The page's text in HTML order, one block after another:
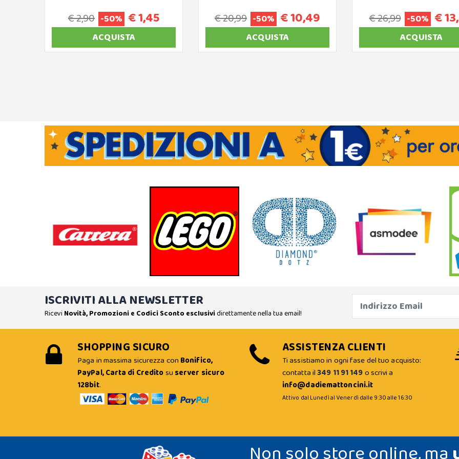
€ 2,90 -50% € 1,45
ACQUISTA
€ 20,99 -50% € 10,49
ACQUISTA
€ 26,99 -50% €
ACQUISTA
ISCRIVITI ALLA NEWSLETTER
Ricevi Novità, Promozioni e Codici Sconto esclusividirettamente nella tua email!
SHOPPING SICURO
Paga in massima sicurezza con Bonifico,
PayPal, Carta di Creditosu server sicuro
128bit.
ASSISTENZA CLIENTI
Ti assistiamo in ogni fase del tuo acquisto:
contatta il349 11 91 149o scrivi a
info@dadiemattoncini.it
Attivo dal Lunedì al Venerdì dalle 9:30 alle 16:30